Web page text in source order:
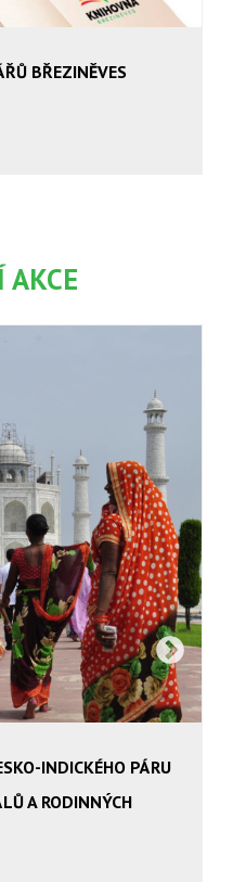
BŘEZINĚVES
AKCE
INDICKÉHO PÁRU
A RODINNÝCH